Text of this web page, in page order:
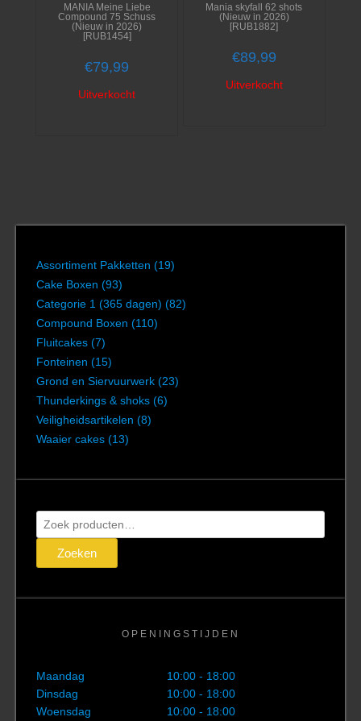
MANIA Meine Liebe
Compound 75 Schuss
(Nieuw in 2026)
[RUB1454]
€79,99
Uitverkocht
Mania skyfall 62 shots
(Nieuw in 2026)
[RUB1882]
€89,99
Uitverkocht
Assortiment Pakketten (19)
Cake Boxen (93)
Categorie 1 (365 dagen) (82)
Compound Boxen (110)
Fluitcakes (7)
Fonteinen (15)
Grond en Siervuurwerk (23)
Thunderkings & shoks (6)
Veiligheidsartikelen (8)
Waaier cakes (13)
Zoeken
naar:
Zoeken
OPENINGSTIJDEN
Maandag
10:00 - 18:00
Dinsdag
10:00 - 18:00
Woensdag
10:00 - 18:00